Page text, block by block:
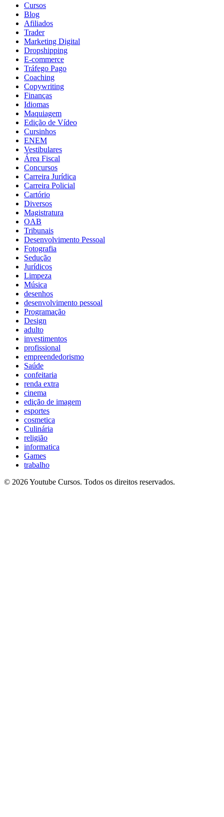
Cursos
Blog
Afiliados
Trader
Marketing Digital
Dropshipping
E-commerce
Tráfego Pago
Coaching
Copywriting
Finanças
Idiomas
Maquiagem
Edição de Vídeo
Cursinhos
ENEM
Vestibulares
Área Fiscal
Concursos
Carreira Jurídica
Carreira Policial
Cartório
Diversos
Magistratura
OAB
Tribunais
Desenvolvimento Pessoal
Fotografia
Sedução
Jurídicos
Limpeza
Música
desenhos
desenvolvimento pessoal
Programação
Design
adulto
investimentos
profissional
empreendedorismo
Saúde
confeitaria
renda extra
cinema
edição de imagem
esportes
cosmetica
Culinária
religião
informatica
Games
trabalho
© 2026 Youtube Cursos. Todos os direitos reservados.